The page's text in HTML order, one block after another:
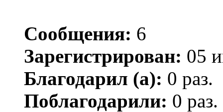
Сообщения: 6
Зарегистрирован: 05
Благодарил (а): 0 раз.
Поблагодарили: 0 раз.